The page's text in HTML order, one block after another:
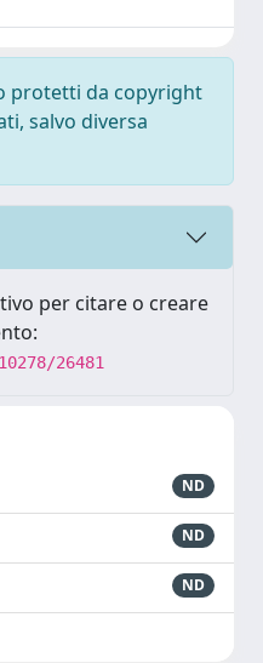
protetti da copyright
salvo diversa
per citare o creare
26481
ND
ND
ND